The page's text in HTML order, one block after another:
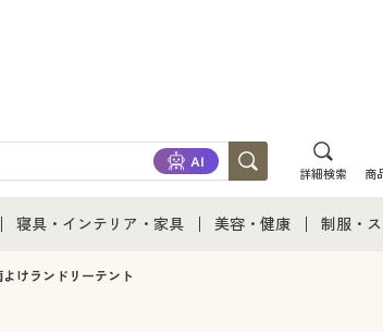
詳細検索 商
べて
寝具・インテリア・家具
寝具・インテリア・家具通販すべて
美容・健康 制服・
よけランドリーテント